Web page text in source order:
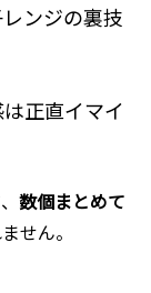
ンジの裏技
正直イマイ
数個まとめて
せん。